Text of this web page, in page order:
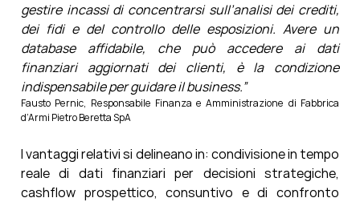
gestire incassi di concentrarsi sull’analisi dei crediti,
dei fidi e del controllo delle esposizioni. Avere un
database affidabile, che può accedere ai dati
finanziari aggiornati dei clienti, è la condizione
indispensabile per guidare il business.”
Fausto Pernic, Responsabile Finanza e Amministrazione di Fabbrica
d’Armi Pietro Beretta SpA
I vantaggi relativi si delineano in: condivisione in tempo
reale di dati finanziari per decisioni strategiche,
cashflow prospettico, consuntivo e di confronto